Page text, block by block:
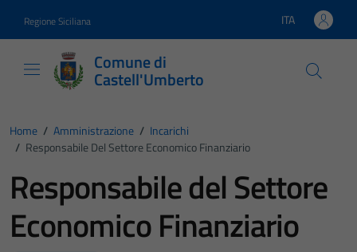
Regione Siciliana Lingua attiva:
ITA
Comune di
Castell'Umberto
Home / Amministrazione / Incarichi
/ Responsabile Del Settore Economico Finanziario
Responsabile del Settore
Economico Finanziario